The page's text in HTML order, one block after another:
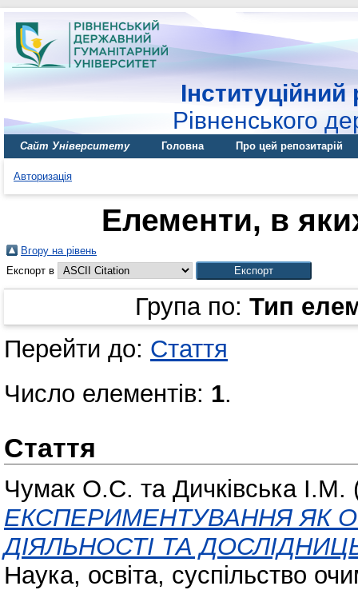
Інституційний
Рівненського
Сайт Університету Головна Про цей репозитарій
Авторизація
Елементи, в
Вгору на рівень
Експорт в
Група по: Тип
Перейти до: Стаття
Число елементів: 1.
Стаття
Чумак О.С. та Дичківська І.М.
ЕКСПЕРИМЕНТУВАННЯ ЯК
ДІЯЛЬНОСТІ ТА
Наука, освіта, суспільство